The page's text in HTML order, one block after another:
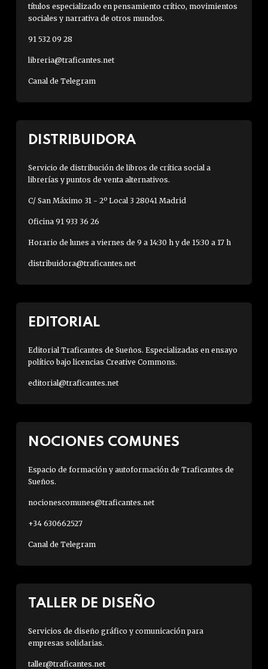
títulos especializado en pensamiento crítico, movimientos
sociales y narrativa de otros mundos.
91 532 09 28
libreria@traficantes.net
Canal de Telegram
DISTRIBUIDORA
Servicio de distribución de libros de crítica social a
librerías y puntos de venta alternativos.
C/ San Máximo 31 - 2º Local 3 28041 Madrid
Oficina 91 933 36 26
Horario de lunes a viernes de 9 a 14:30 h y de 15:30 a 17 h
distribuidora@traficantes.net
EDITORIAL
Editorial Traficantes de Sueños. Especializadas en ensayo
político bajo licencias Creative Commons.
editorial@traficantes.net
NOCIONES COMUNES
Espacio de formación y autoformación de Traficantes de
Sueños.
nocionescomunes@traficantes.net
+34 630662527
Canal de Telegram
TALLER DE DISEÑO
Servicios de diseño gráfico y comunicación para
empresas solidarias.
taller@traficantes.net